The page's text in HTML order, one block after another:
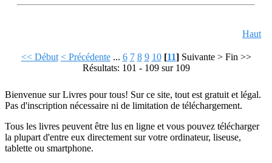
Haut
<< Début < Précédente ... 6 7 8 9 10 [11] Suivante > Fin >>
Résultats: 101 - 109 sur 109
Bienvenue sur Livres pour tous! Sur ce site, tout est gratuit et légal.
Pas d'inscription nécessaire ni de limitation de téléchargement.
Tous les livres peuvent être lus en ligne et vous pouvez télécharger
la plupart d'entre eux directement sur votre ordinateur, liseuse,
tablette ou smartphone.